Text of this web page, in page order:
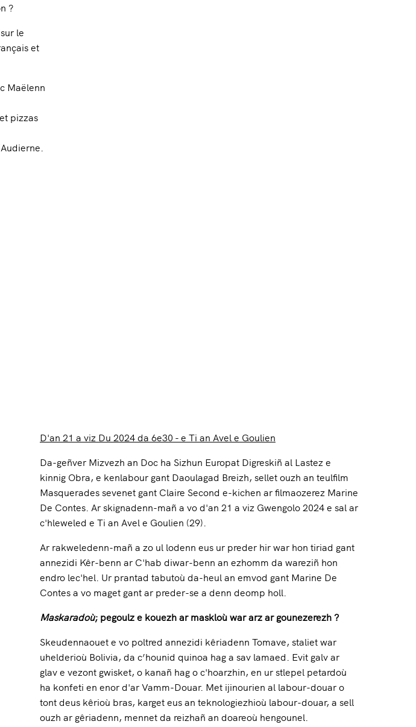
?
le
et
Maëlenn
pizzas
D'an 21 a viz Du 2024 da 6e30 - e Ti an Avel e Goulien
Da-geñver Mizvezh an Doc ha Sizhun Europat Digreskiñ al Lastez e
kinnig Obra, e kenlabour gant Daoulagad Breizh, sellet ouzh an teulfilm
Masquerades sevenet gant Claire Second e-kichen ar filmaozerez Marine
De Contes. Ar skignadenn-mañ a vo d'an 21 a viz Gwengolo 2024 e sal ar
c'hleweled e Ti an Avel e Goulien (29).
Ar rakweledenn-mañ a zo ul lodenn eus ur preder hir war hon tiriad gant
annezidi Kêr-benn ar C'hab diwar-benn an ezhomm da wareziñ hon
endro lec'hel. Ur prantad tabutoù da-heul an emvod gant Marine De
Contes a vo maget gant ar preder-se a denn deomp holl.
Maskaradoù; pegoulz e kouezh ar maskloù war arz ar gounezerezh ?
Skeudennaouet e vo poltred annezidi kêriadenn Tomave, staliet war
uhelderioù Bolivia, da c’hounid quinoa hag a sav lamaed. Evit galv ar
glav e vezont gwisket, o kanañ hag o c'hoarzhin, en ur stlepel petardoù
ha konfeti en enor d'ar Vamm-Douar. Met ijinourien al labour-douar o
tont deus kêrioù bras, karget eus an teknologiezhioù labour-douar, a sell
ouzh ar gêriadenn, mennet da reizhañ an doareoù hengounel.